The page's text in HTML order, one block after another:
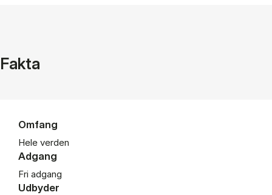
Fakta
Omfang
Hele verden
Adgang
Fri adgang
Udbyder